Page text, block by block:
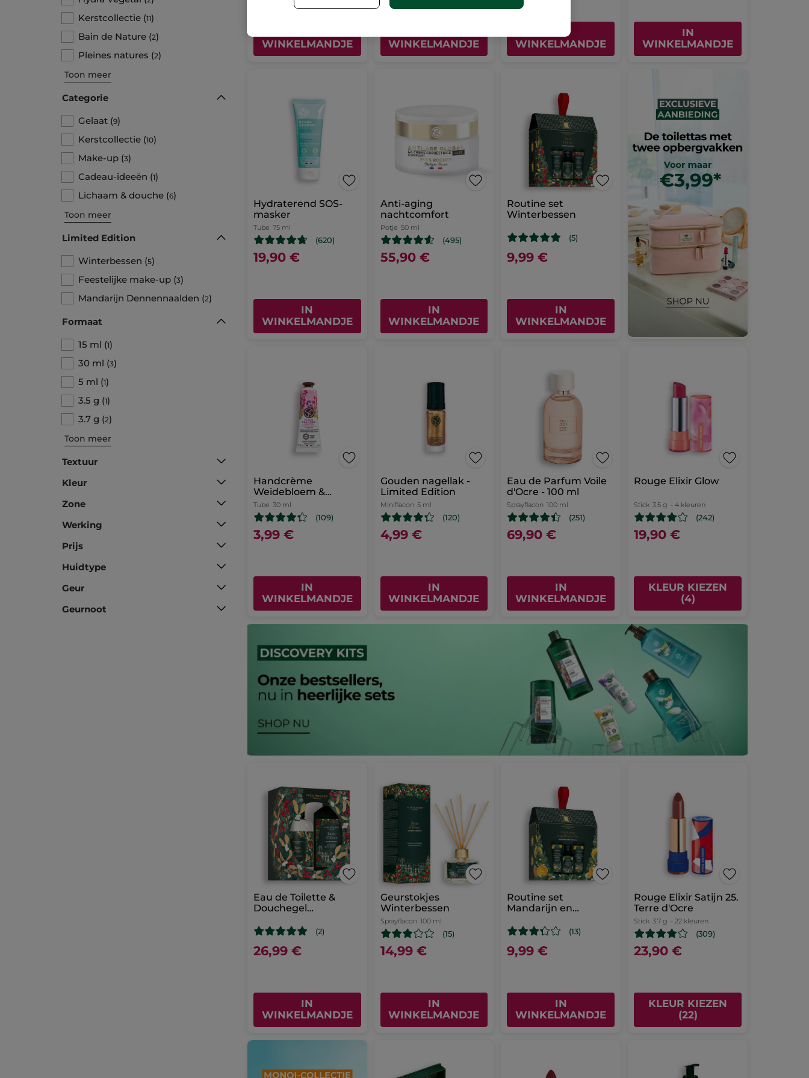
Kerstcollectie (11)
Bain de Nature (2)
Pleines natures (2)
Toon meer
Categorie
Gelaat (9)
Kerstcollectie (10)
Make-up (3)
Cadeau-ideeën (1)
Lichaam & douche (6)
Toon meer
Limited Edition
Winterbessen (5)
Feestelijke make-up (3)
Mandarijn Dennennaalden (2)
Formaat
15 ml (1)
30 ml (3)
5 ml (1)
3.5 g (1)
3.7 g (2)
Toon meer
Textuur
Kleur
Zone
Werking
Prijs
Huidtype
Geur
Geurnoot
WINKELMANDJE
WINKELMANDJE
WINKELMANDJE
IN
WINKELMANDJE
Hydraterend SOS-
masker
Tube 75 ml
(620)
19,90 €
IN
WINKELMANDJE
Anti-aging
nachtcomfort
Potje 50 ml
(495)
55,90 €
IN
WINKELMANDJE
Routine set
Winterbessen
(5)
9,99 €
IN
WINKELMANDJE
Handcrème
Weidebloem &
Heidekruid
Tube 30 ml
(109)
3,99 €
IN
WINKELMANDJE
Gouden nagellak -
Limited Edition
Miniflacon 5 ml
(120)
4,99 €
IN
WINKELMANDJE
Eau de Parfum Voile
d'Ocre - 100 ml
Sprayflacon 100 ml
(251)
69,90 €
IN
WINKELMANDJE
Rouge Elixir Glow
Stick 3.5 g - 4 kleuren
(242)
19,90 €
KLEUR KIEZEN
(4)
Eau de Toilette &
Douchegel
Cadeauset
(2)
26,99 €
IN
WINKELMANDJE
Geurstokjes
Winterbessen
Sprayflacon 100 ml
(15)
14,99 €
IN
WINKELMANDJE
Routine set
Mandarijn en
Limited Edition
(13)
9,99 €
IN
WINKELMANDJE
Rouge Elixir Satijn 25.
Terre d'Ocre
Stick 3.7 g - 22 kleuren
(309)
23,90 €
KLEUR KIEZEN
(22)